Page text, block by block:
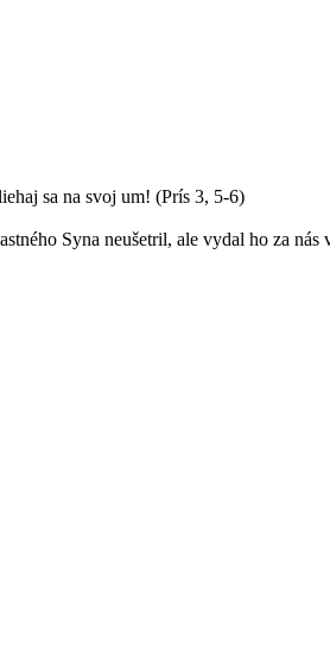
sa na svoj um! (Prís 3, 5-6)
Syna neušetril, ale vydal ho za